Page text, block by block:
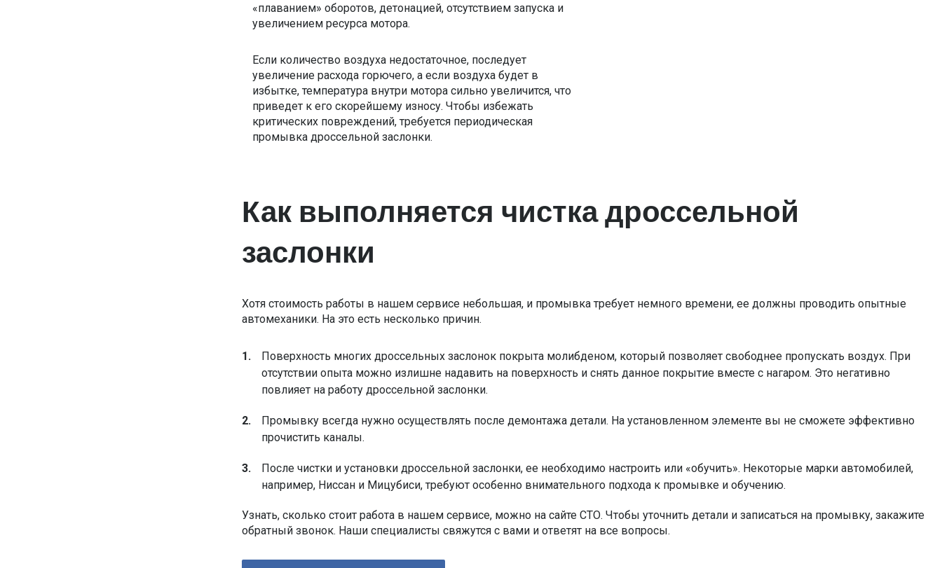
«плаванием» оборотов, детонацией, отсутствием запуска и
увеличением ресурса мотора.
Если количество воздуха недостаточное, последует
увеличение расхода горючего, а если воздуха будет в
избытке, температура внутри мотора сильно увеличится, что
приведет к его скорейшему износу. Чтобы избежать
критических повреждений, требуется периодическая
промывка дроссельной заслонки.
Как выполняется чистка дроссельной
заслонки
Хотя стоимость работы в нашем сервисе небольшая, и промывка требует немного времени, ее должны проводить опытные
автомеханики. На это есть несколько причин.
Поверхность многих дроссельных заслонок покрыта молибденом, который позволяет свободнее пропускать воздух. При
отсутствии опыта можно излишне надавить на поверхность и снять данное покрытие вместе с нагаром. Это негативно
повлияет на работу дроссельной заслонки.
Промывку всегда нужно осуществлять после демонтажа детали. На установленном элементе вы не сможете эффективно
прочистить каналы.
После чистки и установки дроссельной заслонки, ее необходимо настроить или «обучить». Некоторые марки автомобилей,
например, Ниссан и Мицубиси, требуют особенно внимательного подхода к промывке и обучению.
Узнать, сколько стоит работа в нашем сервисе, можно на сайте СТО. Чтобы уточнить детали и записаться на промывку, закажите
обратный звонок. Наши специалисты свяжутся с вами и ответят на все вопросы.